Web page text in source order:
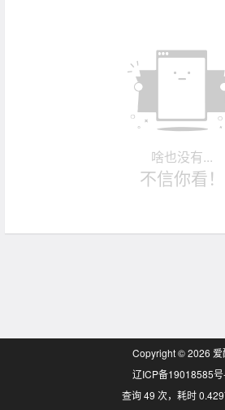
啥也没有...
不信你看！
Copyright © 2026 爱
辽ICP备19018585号
查询 49 次，耗时